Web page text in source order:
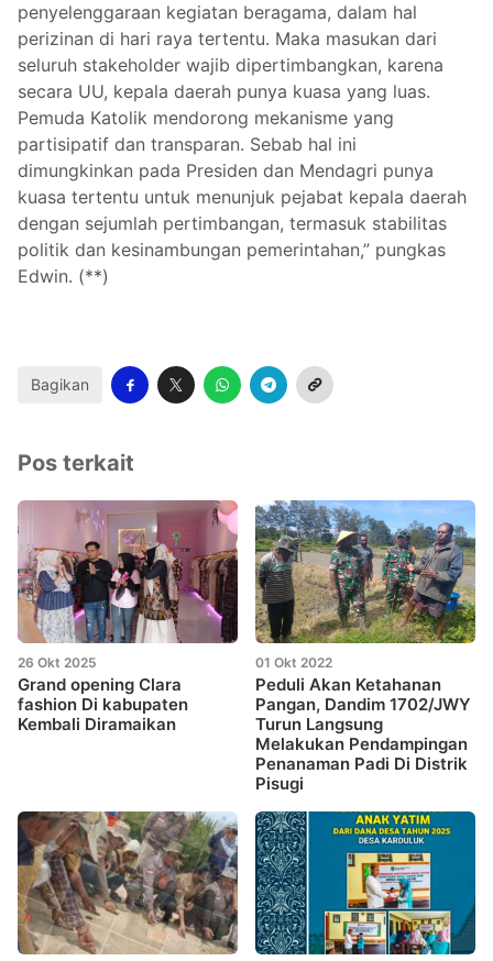
penyelenggaraan kegiatan beragama, dalam hal
perizinan di hari raya tertentu. Maka masukan dari
seluruh stakeholder wajib dipertimbangkan, karena
secara UU, kepala daerah punya kuasa yang luas.
Pemuda Katolik mendorong mekanisme yang
partisipatif dan transparan. Sebab hal ini
dimungkinkan pada Presiden dan Mendagri punya
kuasa tertentu untuk menunjuk pejabat kepala daerah
dengan sejumlah pertimbangan, termasuk stabilitas
politik dan kesinambungan pemerintahan,” pungkas
Edwin. (**)
Bagikan
Pos terkait
26 Okt 2025
Grand opening Clara
fashion Di kabupaten
Kembali Diramaikan
01 Okt 2022
Peduli Akan Ketahanan
Pangan, Dandim 1702/JWY
Turun Langsung
Melakukan Pendampingan
Penanaman Padi Di Distrik
Pisugi